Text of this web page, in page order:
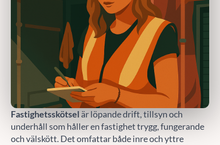
Fastighetsskötsel är löpande drift, tillsyn och
underhåll som håller en fastighet trygg, fungerande
och välskött. Det omfattar både inre och yttre